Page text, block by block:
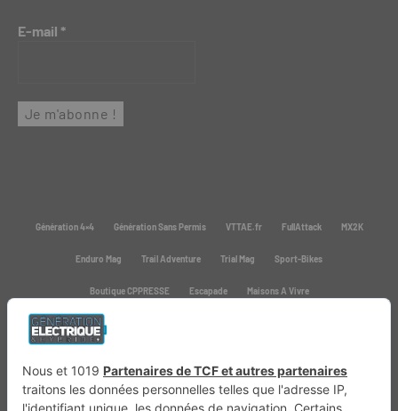
E-mail *
Génération 4×4 Génération Sans Permis VTTAE.fr FullAttack MX2K
Enduro Mag Trail Adventure Trial Mag Sport-Bikes
Boutique CPPRESSE Escapade Maisons A Vivre
Depuis 2020 - Un magazine duGroupe CPPRESSE